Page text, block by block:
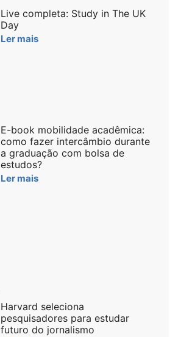
Live completa: Study in The UK
Day
Ler mais
E-book mobilidade acadêmica:
como fazer intercâmbio durante
a graduação com bolsa de
estudos?
Ler mais
Harvard seleciona
pesquisadores para estudar
futuro do jornalismo